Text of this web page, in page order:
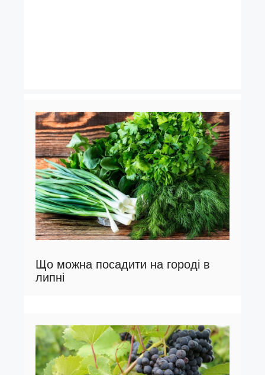
Що можна посадити на городі в
липні